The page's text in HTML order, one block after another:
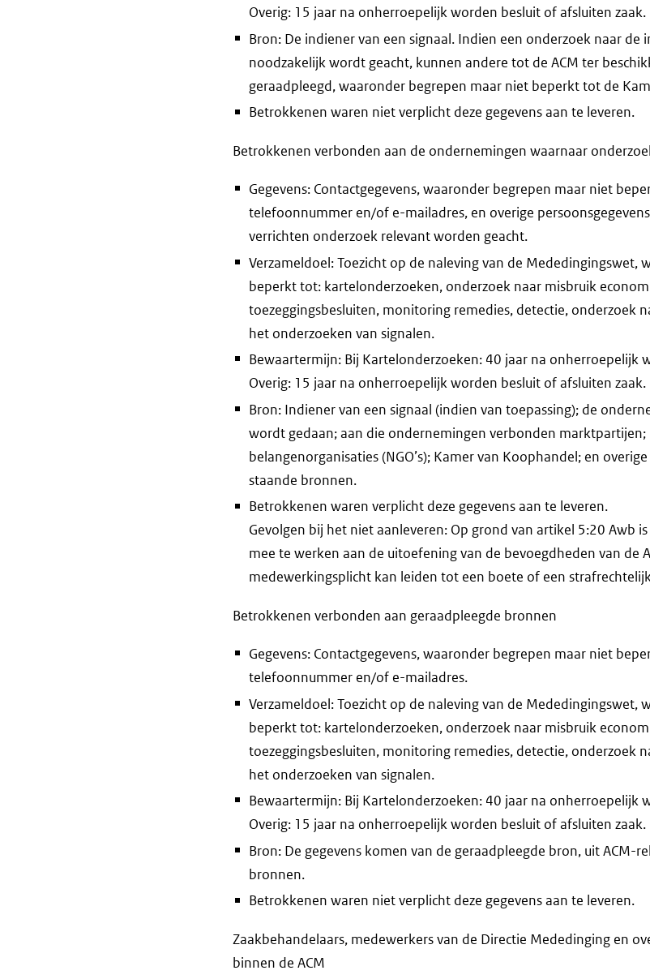
Overig: 15 jaar na onherroepelijk worden besluit of afsluiten zaak.
Bron: De indiener van een signaal. Indien een onderzoek naar de
noodzakelijk wordt geacht, kunnen andere tot de ACM ter
geraadpleegd, waaronder begrepen maar niet beperkt tot de
Betrokkenen waren niet verplicht deze gegevens aan te leveren.
Betrokkenen verbonden aan de ondernemingen waarnaar
Gegevens: Contactgegevens, waaronder begrepen maar niet
telefoonnummer en/of e-mailadres, en overige
verrichten onderzoek relevant worden geacht.
Verzameldoel: Toezicht op de naleving van de Mededingingswet,
beperkt tot: kartelonderzoeken, onderzoek naar misbruik
toezeggingsbesluiten, monitoring remedies, detectie, onderzoek
het onderzoeken van signalen.
Bewaartermijn: Bij Kartelonderzoeken: 40 jaar na onherroepelijk
Overig: 15 jaar na onherroepelijk worden besluit of afsluiten zaak.
Bron: Indiener van een signaal (indien van toepassing); de
wordt gedaan; aan die ondernemingen verbonden marktpartijen;
belangenorganisaties (NGO’s); Kamer van Koophandel; en
staande bronnen.
Betrokkenen waren verplicht deze gegevens aan te leveren.
Gevolgen bij het niet aanleveren: Op grond van artikel 5:20 Awb
mee te werken aan de uitoefening van de bevoegdheden van de
medewerkingsplicht kan leiden tot een boete of een
Betrokkenen verbonden aan geraadpleegde bronnen
Gegevens: Contactgegevens, waaronder begrepen maar niet
telefoonnummer en/of e-mailadres.
Verzameldoel: Toezicht op de naleving van de Mededingingswet,
beperkt tot: kartelonderzoeken, onderzoek naar misbruik
toezeggingsbesluiten, monitoring remedies, detectie, onderzoek
het onderzoeken van signalen.
Bewaartermijn: Bij Kartelonderzoeken: 40 jaar na onherroepelijk
Overig: 15 jaar na onherroepelijk worden besluit of afsluiten zaak.
Bron: De gegevens komen van de geraadpleegde bron, uit ACM-
bronnen.
Betrokkenen waren niet verplicht deze gegevens aan te leveren.
Zaakbehandelaars, medewerkers van de Directie Mededinging en
binnen de ACM